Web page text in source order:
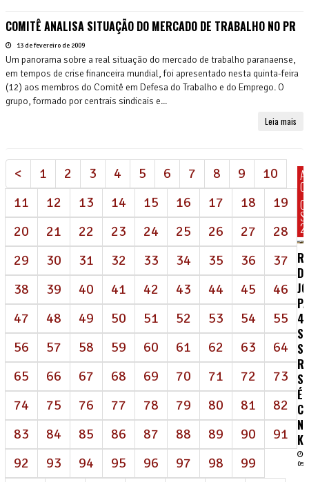
COMITÊ ANALISA SITUAÇÃO DO MERCADO DE TRABALHO NO PR
13 de fevereiro de 2009
Um panorama sobre a real situação do mercado de trabalho paranaense,
em tempos de crise financeira mundial, foi apresentado nesta quinta-feira
(12) aos membros do Comitê em Defesa do Trabalho e do Emprego. O
grupo, formado por centrais sindicais e...
Leia mais
< 1 2 3 4 5 6 7 8 9
10
11
12 13 14 15 16 17 18
19
20
21 22 23 24 25 26 27
28
29
30 31 32 33 34 35 36
37
38
39 40 41 42 43 44 45
46
47
48 49 50 51 52 53 54
55
56
57 58 59 60 61 62 63
64
65
66 67 68 69 70 71 72
73
74
75 76 77 78 79 80 81
82
83
84 85 86 87 88 89 90
91
92
93 94 95 96 97 98
99
DE
É
NA
05/